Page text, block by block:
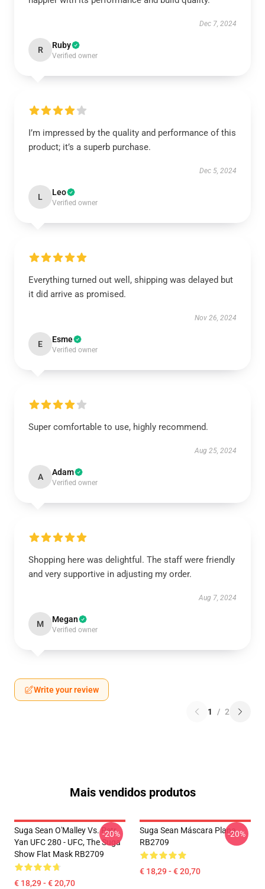
Dec 7, 2024
R Ruby
Verified owner
I’m impressed by the quality and performance of this
product; it’s a superb purchase.
Dec 5, 2024
L Leo
Verified owner
Everything turned out well, shipping was delayed but
it did arrive as promised.
Nov 26, 2024
E Esme
Verified owner
Super comfortable to use, highly recommend.
Aug 25, 2024
A Adam
Verified owner
Shopping here was delightful. The staff were friendly
and very supportive in adjusting my order.
Aug 7, 2024
M Megan
Verified owner
Write your review
1 / 2
Mais vendidos produtos
Suga Sean O'Malley Vs. Petr
Yan UFC 280 - UFC, The Suga
Show Flat Mask RB2709
€ 18,29 - € 20,70
-20%
Suga Sean Máscara Plana
RB2709
€ 18,29 - € 20,70
-20%